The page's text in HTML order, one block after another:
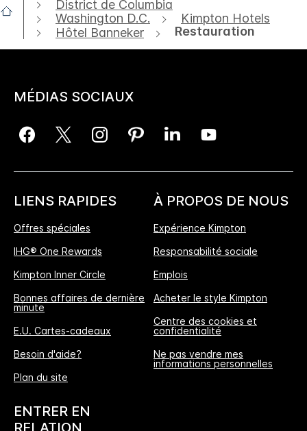
District de Columbia
Washington D.C.
Kimpton Hotels
Hôtel Banneker
Restauration
MÉDIAS SOCIAUX
LIENS RAPIDES
Offres spéciales
IHG® One Rewards
Kimpton Inner Circle
Bonnes affaires de dernière
minute
E.U. Cartes-cadeaux
Besoin d'aide?
Plan du site
À PROPOS DE NOUS
Expérience Kimpton
Responsabilité sociale
Emplois
Acheter le style Kimpton
Centre des cookies et
confidentialité
Ne pas vendre mes
informations personnelles
ENTRER EN
RELATION
L'Avantage Réservation Directe
MEILLEUR TARIF GARANTI
Nous vous promettons le prix le plus bas